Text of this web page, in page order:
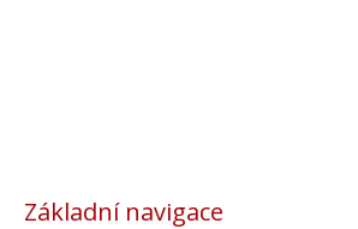
Základní navigace